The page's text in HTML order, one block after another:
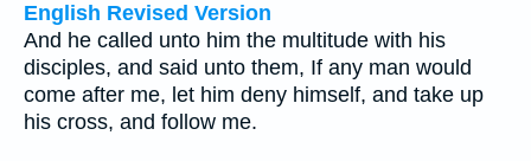
English Revised Version
And he called unto him the multitude with his
disciples, and said unto them, If any man would
come after me, let him deny himself, and take up
his cross, and follow me.